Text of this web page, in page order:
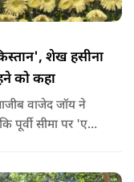
शेख हसीना
को कहा
वाजेद जॉय ने
पूर्वी सीमा पर 'एक